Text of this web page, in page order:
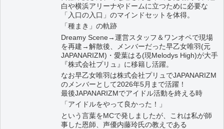
白や横浜アリーナやドームに立つために必要な
「入口の入口」のマインドセットを体得。
「種まき」の軌跡
Dreamy Scene→運営スタッフ＆ワンオペで現場
を再建→解散後、メンバーだった早乙女唯羽(元
JAPANARIZM)・愛葉はる(現Melodys High)が大手
『株式会社プリュ』に移籍し活躍。
なお早乙女唯羽は株式会社プリュでJAPANARIZM
のメンバーとして2026年5月まで活躍！
最後JAPANARIZMでアイドル活動を終える時
「アイドルをやって良かった！」
という言葉をMCで発しましたが、これは私が師
事した恩師、声優内藤玲氏の教えである